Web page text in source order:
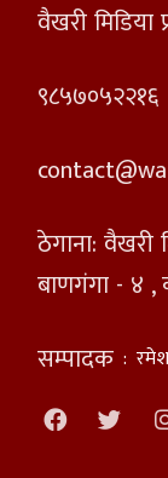
वैखरी मिडिया
९८५७०५२२१६
ठेगाना: वैखरी
बाणगंगा - ४
सम्पादक :